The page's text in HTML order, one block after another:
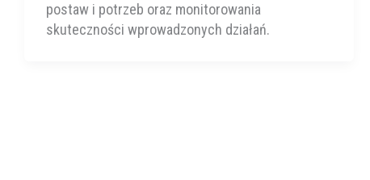
postaw i potrzeb oraz monitorowania
skuteczności wprowadzonych działań.